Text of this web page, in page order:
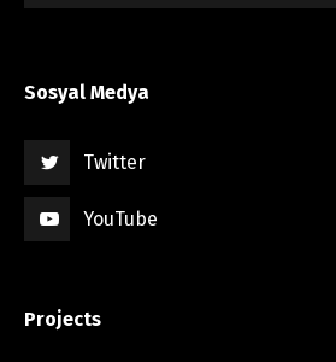
Sosyal Medya
Twitter
YouTube
Projects